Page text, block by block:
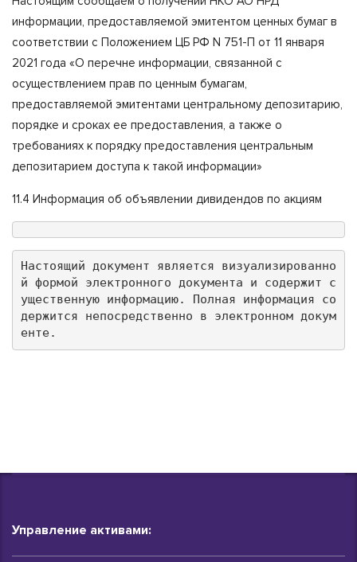
информации, предоставляемой эмитентом ценных бумаг в
соответствии с Положением ЦБ РФ N 751-П от 11 января
2021 года «О перечне информации, связанной с
осуществлением прав по ценным бумагам,
предоставляемой эмитентами центральному депозитарию,
порядке и сроках ее предоставления, а также о
требованиях к порядку предоставления центральным
депозитарием доступа к такой информации»
11.4 Информация об объявлении дивидендов по акциям
Настоящий документ является визуализированно
й формой электронного документа и содержит с
ущественную информацию. Полная информация со
держится непосредственно в электронном докум
енте.
Управление активами: